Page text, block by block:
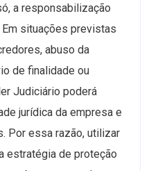
a responsabilização
situações previstas
abuso da
de finalidade ou
Judiciário poderá
jurídica da empresa e
Por essa razão, utilizar
estratégia de proteção